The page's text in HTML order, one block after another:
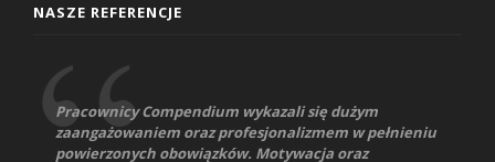
NASZE REFERENCJE
Pracownicy Compendium wykazali się dużym
zaangażowaniem oraz profesjonalizmem w pełnieniu
powierzonych obowiązków. Motywacja oraz